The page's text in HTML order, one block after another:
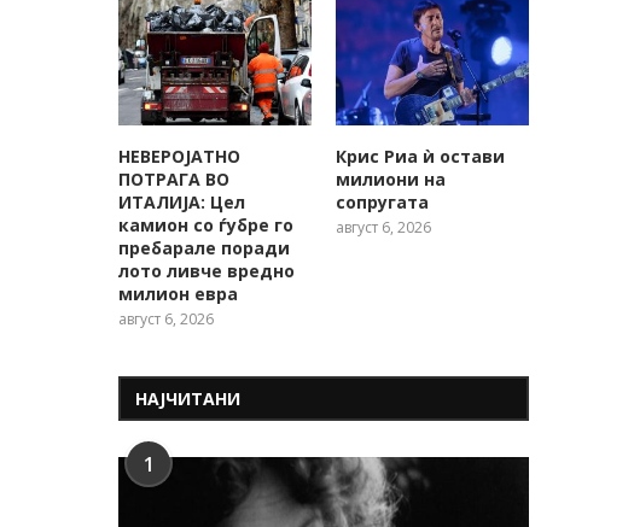
НЕВЕРОЈАТНО
ПОТРАГА ВО
ИТАЛИЈА: Цел
камион со ѓубре го
пребарале поради
лото ливче вредно
милион евра
август 6, 2026
Крис Риа ѝ остави
милиони на
сопругата
август 6, 2026
НАЈЧИТАНИ
1